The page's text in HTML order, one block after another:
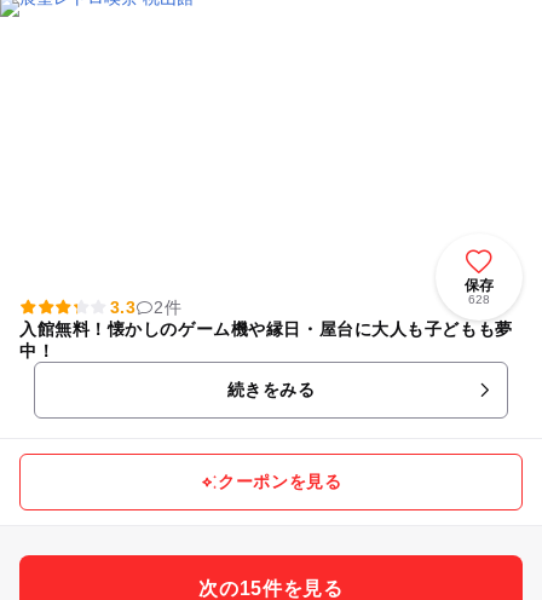
保存
628
3.3
2件
入館無料！懐かしのゲーム機や縁日・屋台に大人も子どもも夢
中！
続きをみる
クーポンを見る
次の15件を見る